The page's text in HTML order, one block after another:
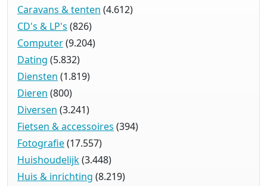
Caravans & tenten (4.612)
CD's & LP's (826)
Computer(9.204)
Dating (5.832)
Diensten (1.819)
Dieren (800)
Diversen (3.241)
Fietsen & accessoires (394)
Fotografie(17.557)
Huishoudelijk(3.448)
Huis & inrichting (8.219)